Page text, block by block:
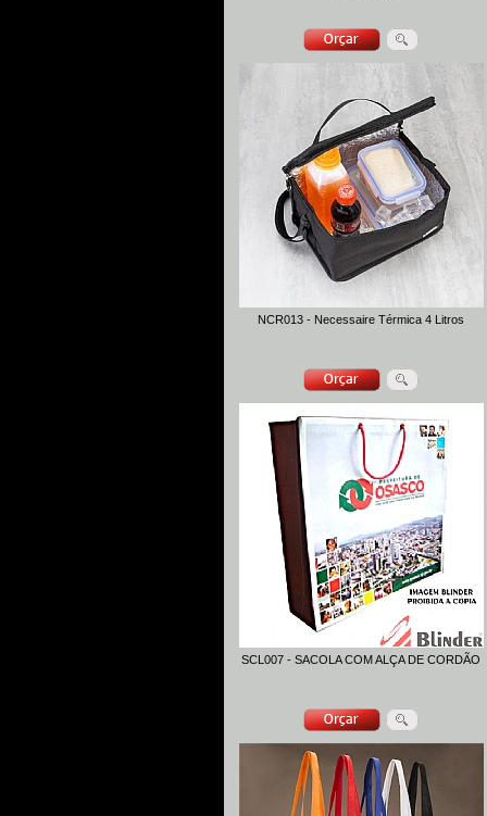
NCR013 - Necessaire Térmica 4 Litros
SCL007 - SACOLA COM ALÇA DE CORDÃO